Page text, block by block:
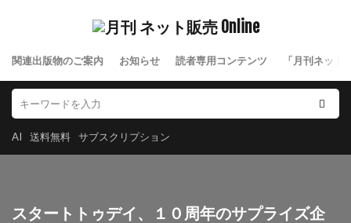
関連出版物のご案内 お知らせ 読者専用コンテンツ 「月刊ネット
AI 送料無料 サブスクリプション
スタートトゥデイ、１０周年のサプライズ企